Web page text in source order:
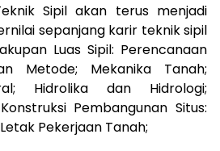
Sipil akan terus menjadi
sepanjang karir teknik sipil
Luas Sipil: Perencanaan
Metode; Mekanika Tanah;
Hidrolika dan Hidrologi;
Pembangunan Situs:
Pekerjaan Tanah;